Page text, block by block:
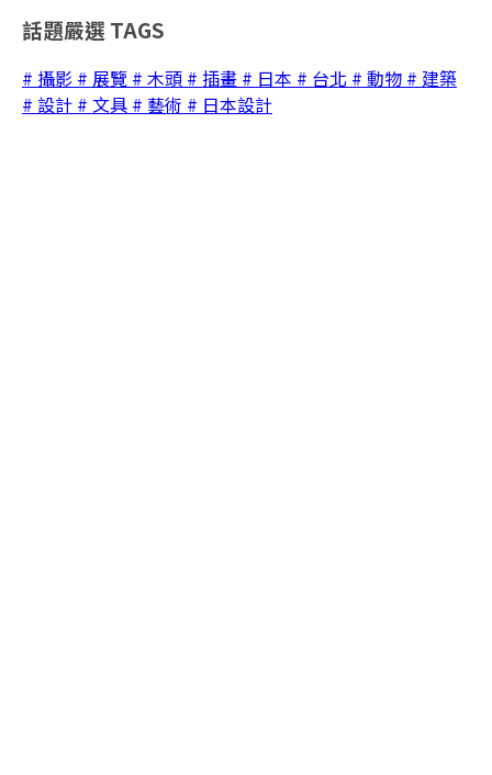
話題嚴選 TAGS
# 攝影 # 展覽 # 木頭 # 插畫 # 日本 # 台北 # 動物 # 建築
# 設計 # 文具 # 藝術 # 日本設計